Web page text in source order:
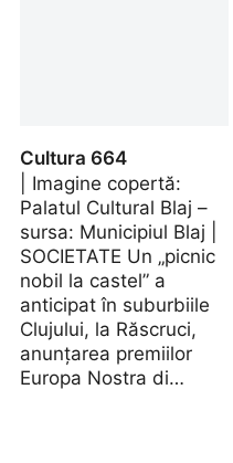
Cultura 664
| Imagine copertă:
Palatul Cultural Blaj –
sursa: Municipiul Blaj |
SOCIETATE Un „picnic
nobil la castel” a
anticipat în suburbiile
Clujului, la Răscruci,
anunțarea premiilor
Europa Nostra di…